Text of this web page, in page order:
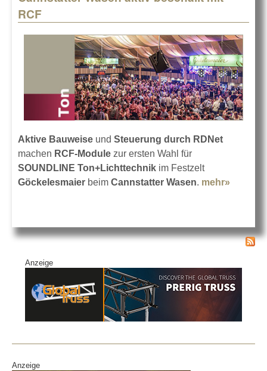
RCF
Aktive Bauweise und Steuerung durch RDNet
machen RCF-Module zur ersten Wahl für
SOUNDLINE Ton+Lichttechnik im Festzelt
Göckelesmaier beim Cannstatter Wasen. mehr»
aktiv
Anzeige
Anzeige